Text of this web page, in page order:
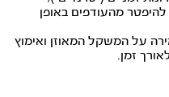
להיפטר מהעודפים באופן
על המשקל המאוזן ואימוץ
זמן.